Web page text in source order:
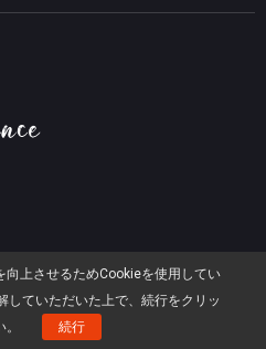
向上させるためCookieを使用してい
していただいた上で、続行をクリッ
続行